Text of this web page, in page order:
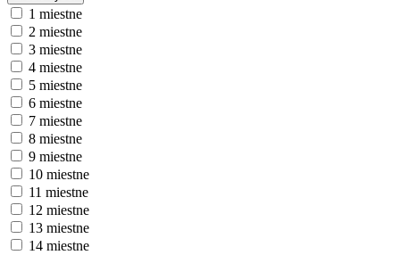
1 miestne
2 miestne
3 miestne
4 miestne
5 miestne
6 miestne
7 miestne
8 miestne
9 miestne
10 miestne
11 miestne
12 miestne
13 miestne
14 miestne